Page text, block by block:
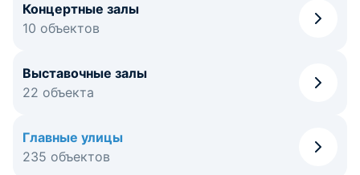
Концертные залы
10 объектов
Выставочные залы
22 объекта
Главные улицы
235 объектов